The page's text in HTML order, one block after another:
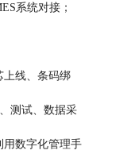
系统对接；
上线、条码绑
测试、数据采
用数字化管理手